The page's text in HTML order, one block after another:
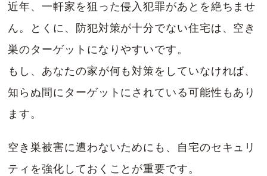
近年、一軒家を狙った侵入犯罪があとを絶ちませ
ん。とくに、防犯対策が十分でない住宅は、空き
巣のターゲットになりやすいです。
もし、あなたの家が何も対策をしていなければ、
知らぬ間にターゲットにされている可能性もあり
ます。
空き巣被害に遭わないためにも、自宅のセキュリ
ティを強化しておくことが重要です。